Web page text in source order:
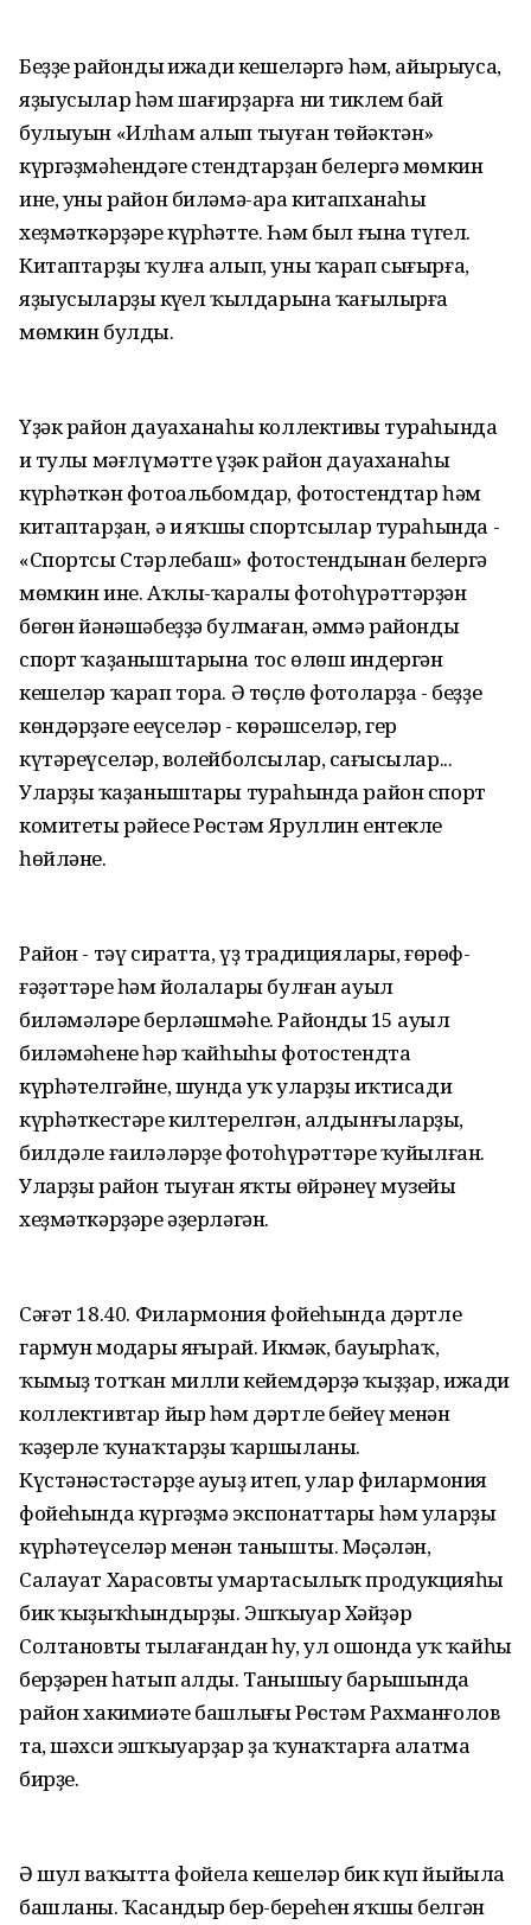
Беҙҙең райондың ижади кешеләргә һәм, айырыуса,
яҙыусылар һәм шағирҙарға ни тиклем бай
булыуын «Илһам алып тыуған төйәктән»
күргәҙмәһендәге стендтарҙан белергә мөмкин
ине, уны район биләмә-ара китапханаһы
хеҙмәткәрҙәре күрһәтте. Һәм был ғына түгел.
Китаптарҙы ҡулға алып, уны ҡарап сығырға,
яҙыусыларҙың күңел ҡылдарына ҡағылырға
мөмкин булды.
Үҙәк район дауаханаһы коллективы тураһында
иң тулы мәғлүмәтте үҙәк район дауаханаһы
күрһәткән фотоальбомдар, фотостендтар һәм
китаптарҙан, ә иң яҡшы спортсылар тураһында -
«Спортсы Стәрлебаш» фотостендынан белергә
мөмкин ине. Аҡлы-ҡаралы фотоһүрәттәрҙән
бөгөн йәнәшәбеҙҙә булмаған, әммә райондың
спорт ҡаҙаныштарына тос өлөш индергән
кешеләр ҡарап тора. Ә төҫлө фотоларҙа - беҙҙең
көндәрҙәге еңеүселәр - көрәшселәр, гер
күтәреүселәр, волейболсылар, саңғысылар...
Уларҙың ҡаҙаныштары тураһында район спорт
комитеты рәйесе Рөстәм Яруллин ентекле
һөйләне.
Район - тәү сиратта, үҙ традициялары, ғөрөф-
ғәҙәттәре һәм йолалары булған ауыл
биләмәләре берләшмәһе. Райондың 15 ауыл
биләмәһенең һәр ҡайһыһы фотостендта
күрһәтелгәйне, шунда уҡ уларҙың иҡтисади
күрһәткестәре килтерелгән, алдынғыларҙың,
билдәле ғаиләләрҙең фотоһүрәттәре ҡуйылған.
Уларҙы район тыуған яҡты өйрәнеү музейы
хеҙмәткәрҙәре әҙерләгән.
Сәғәт 18.40. Филармония фойеһында дәртле
гармун моңдары яңғырай. Икмәк, бауырһаҡ,
ҡымыҙ тотҡан милли кейемдәрҙә ҡыҙҙар, ижади
коллективтар йыр һәм дәртле бейеү менән
ҡәҙерле ҡунаҡтарҙы ҡаршыланы.
Күстәнәстәстәрҙе ауыҙ итеп, улар филармония
фойеһында күргәҙмә экспонаттары һәм уларҙы
күрһәтеүселәр менән танышты. Мәҫәлән,
Салауат Харасовты умартасылыҡ продукцияһы
бик ҡыҙыҡһындырҙы. Эшҡыуар Хәйҙәр
Солтановты тыңлағандан һуң, ул ошонда уҡ ҡайһы
берҙәрен һатып алды. Танышыу барышында
район хакимиәте башлығы Рөстәм Рахманғолов
та, шәхси эшҡыуарҙар ҙа ҡунаҡтарға аңлатма
бирҙе.
Ә шул ваҡытта фойела кешеләр бик күп йыйыла
башланы. Ҡасандыр бер-береһен яҡшы белгән